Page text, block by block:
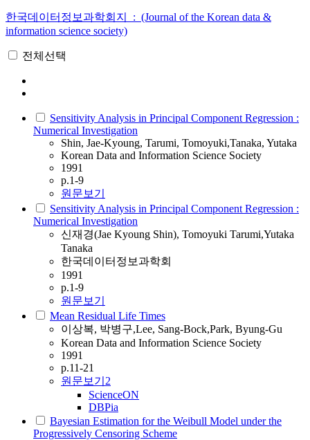
한국데이터정보과학회지 : (Journal of the Korean data &
information science society)
전체선택
Sensitivity Analysis in Principal Component Regression :
Numerical Investigation
Shin, Jae-Kyoung, Tarumi, Tomoyuki,Tanaka, Yutaka
Korean Data and Information Science Society
1991
p.1-9
원문보기
Sensitivity Analysis in Principal Component Regression :
Numerical Investigation
신재경(Jae Kyoung Shin), Tomoyuki Tarumi,Yutaka
Tanaka
한국데이터정보과학회
1991
p.1-9
원문보기
Mean Residual Life Times
이상복, 박병구,Lee, Sang-Bock,Park, Byung-Gu
Korean Data and Information Science Society
1991
p.11-21
원문보기 2
ScienceON
DBPia
Bayesian Estimation for the Weibull Model under the
Progressively Censoring Scheme